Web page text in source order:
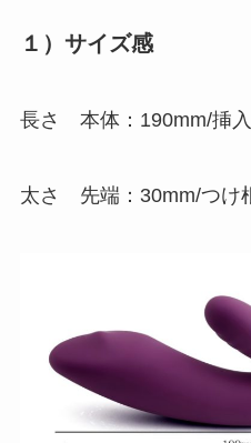
１）サイズ感
長さ 本体：190mm/挿
太さ 先端：30mm/つけ